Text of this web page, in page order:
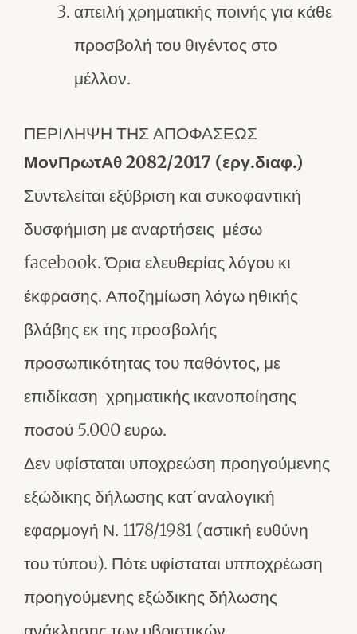
απειλή χρηματικής ποινής για κάθε
προσβολή του θιγέντος στο
μέλλον.
ΠΕΡΙΛΗΨΗ ΤΗΣ ΑΠΟΦΑΣΕΩΣ
ΜονΠρωτΑθ 2082/2017 (εργ.διαφ.)
Συντελείται εξύβριση και συκοφαντική
δυσφήμιση με αναρτήσεις μέσω
facebook. Όρια ελευθερίας λόγου κι
έκφρασης. Αποζημίωση λόγω ηθικής
βλάβης εκ της προσβολής
προσωπικότητας του παθόντος, με
επιδίκαση χρηματικής ικανοποίησης
ποσού 5.000 ευρω.
Δεν υφίσταται υποχρεώση προηγούμενης
εξώδικης δήλωσης κατ΄αναλογική
εφαρμογή Ν. 1178/1981 (αστική ευθύνη
του τύπου). Πότε υφίσταται υπποχρέωση
προηγούμενης εξώδικης δήλωσης